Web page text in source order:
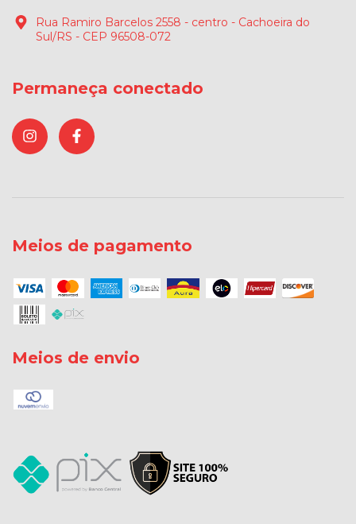
Rua Ramiro Barcelos 2558 - centro - Cachoeira do
Sul/RS - CEP 96508-072
Permaneça conectado
Meios de pagamento
Meios de envio